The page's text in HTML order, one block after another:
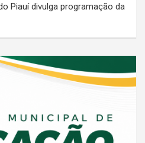
Piauí divulga programação da